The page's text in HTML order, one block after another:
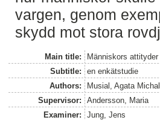
vargen, genom
skydd mot stora
Main title:
Människors
Subtitle:
en enkätstudie
Authors:
Musial, Agata
Supervisor:
Andersson, Maria
Examiner:
Jung, Jens